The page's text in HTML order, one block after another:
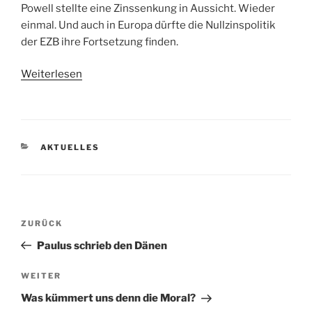
Powell stellte eine Zinssenkung in Aussicht. Wieder
einmal. Und auch in Europa dürfte die Nullzinspolitik
der EZB ihre Fortsetzung finden.
Weiterlesen
KATEGORIEN
AKTUELLES
Beitragsnavigation
Vorheriger
Beitrag
ZURÜCK
Paulus schrieb den Dänen
Nächster
Beitrag
WEITER
Was kümmert uns denn die Moral?